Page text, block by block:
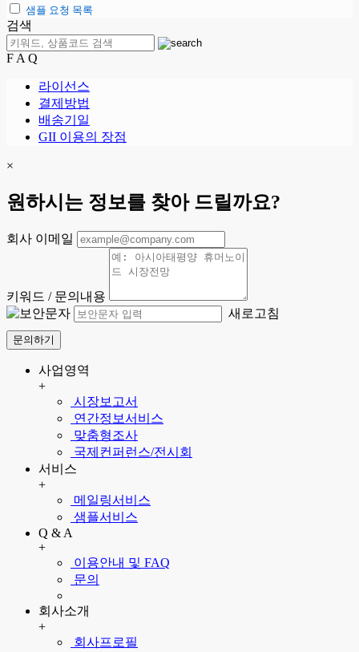
샘플 요청 목록
검색
F A Q
라이선스
결제방법
배송기일
GII 이용의 장점
×
원하시는 정보를 찾아 드릴까요?
회사 이메일
키워드 / 문의내용
새로고침
문의하기
사업영역
+
시장보고서
연간정보서비스
맞춤형조사
국제컨퍼런스/전시회
서비스
+
메일링서비스
샘플서비스
Q & A
+
이용안내 및 FAQ
문의
회사소개
+
회사프로필